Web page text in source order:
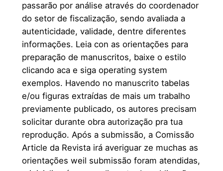
passarão por análise através do coordenador
do setor de fiscalização, sendo avaliada a
autenticidade, validade, dentre diferentes
informações. Leia con as orientações para
preparação de manuscritos, baixe o estilo
clicando aca e siga operating system
exemplos. Havendo no manuscrito tabelas
e/ou figuras extraídas de mais um trabalho
previamente publicado, os autores precisam
solicitar durante obra autorização pra tua
reprodução. Após a submissão, a Comissão
Article da Revista irá averiguar ze muchas as
orientações weil submissão foram atendidas,